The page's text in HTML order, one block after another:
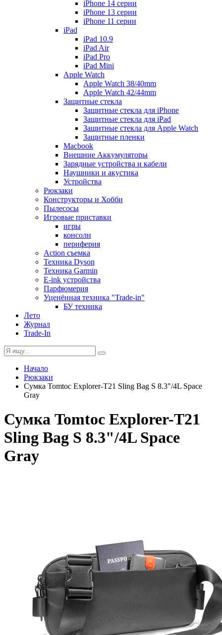
iPhone 14 серии
iPhone 13 серии
iPhone 11 серии
iPad
iPad 10.9
iPad Air
iPad Pro
iPad Mini
Apple Watch
Apple Watch 38/40mm
Apple Watch 42/44mm
Защитные стекла
Защитные стекла для iPhone
Защитные стекла для iPad
Защитные стекла для Apple Watch
Защитные пленки
Macbook
Внешние Аккумуляторы
Зарядные устройства и кабели
Наушники и акустика
Устройства
Рюкзаки
Конструкторы и Хобби
Пылесосы
Игровые приставки
игры
консоли
периферия
Action съемка
Техника Dyson
Техника Garmin
E-ink устройства
Парфюмерия
Уценённая техника "Trade-in"
БУ техника
Лето
Журнал
Trade-In
Начало
Рюкзаки
Сумка Tomtoc Explorer-T21 Sling Bag S 8.3"/4L Space
Gray
Сумка Tomtoc Explorer-T21
Sling Bag S 8.3"/4L Space
Gray